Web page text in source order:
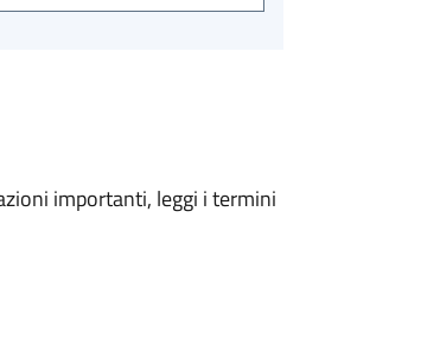
importanti, leggi i termini